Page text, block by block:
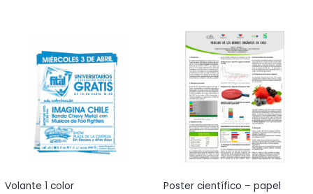
Volante 1 color Poster científico – papel